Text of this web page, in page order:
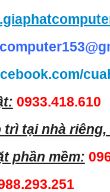
0933.418.610
trì tại nhà
phần mềm: